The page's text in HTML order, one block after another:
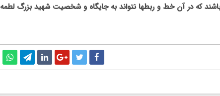
که در آن خط و ربط‏ها نتواند به جایگاه و شخصیت شهید بزرگ لطمه